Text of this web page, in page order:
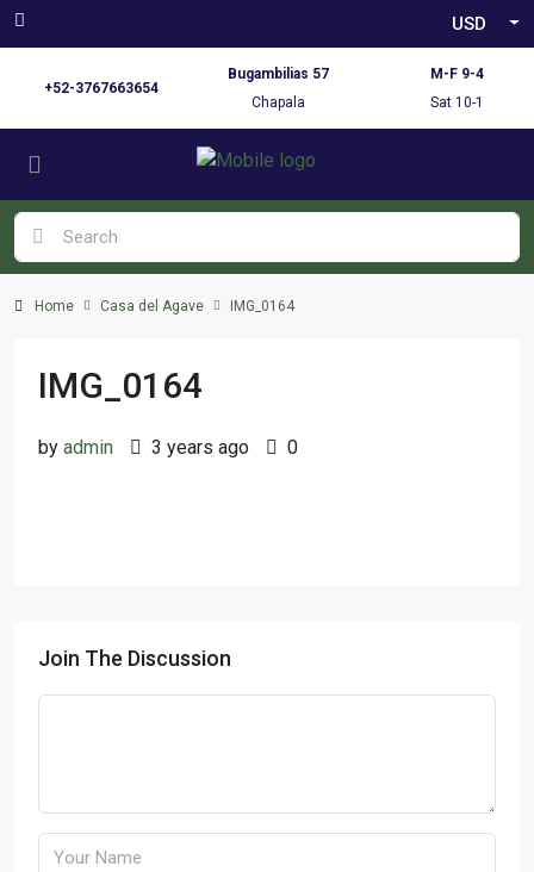
USD
+52-3767663654
Bugambilias 57
Chapala
M-F 9-4
Sat 10-1
Home Casa del Agave IMG_0164
IMG_0164
by admin 3 years ago 0
Join The Discussion